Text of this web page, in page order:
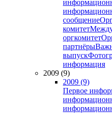
сообщение
комитет
оргкомитет
партнёры
выпуск
информация
2009 (9)
2009 (9)
Первое